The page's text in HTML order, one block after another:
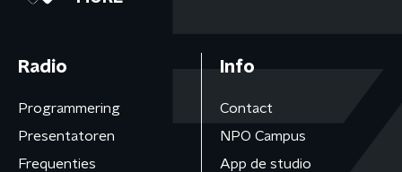
Radio
Programmering
Presentatoren
Frequenties
Info
Contact
NPO Campus
App de studio